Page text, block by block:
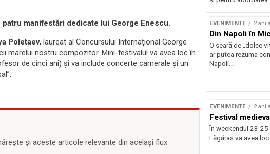
manifestări dedicate lui George Enescu.
Poletaev, laureat al Concursului Internațional George
marelui nostru compozitor. Mini-festivalul va avea loc în
de cinci ani) și va include concerte camerale și un
și aceste articole relevante din același flux
EVENIMENTE 2 ani
Din Napoli în
O seară de „dolce
ar putea rezuma
Napoli...
EVENIMENTE 2 ani
Festival
În weekendul 23-
Făgăraș va avea